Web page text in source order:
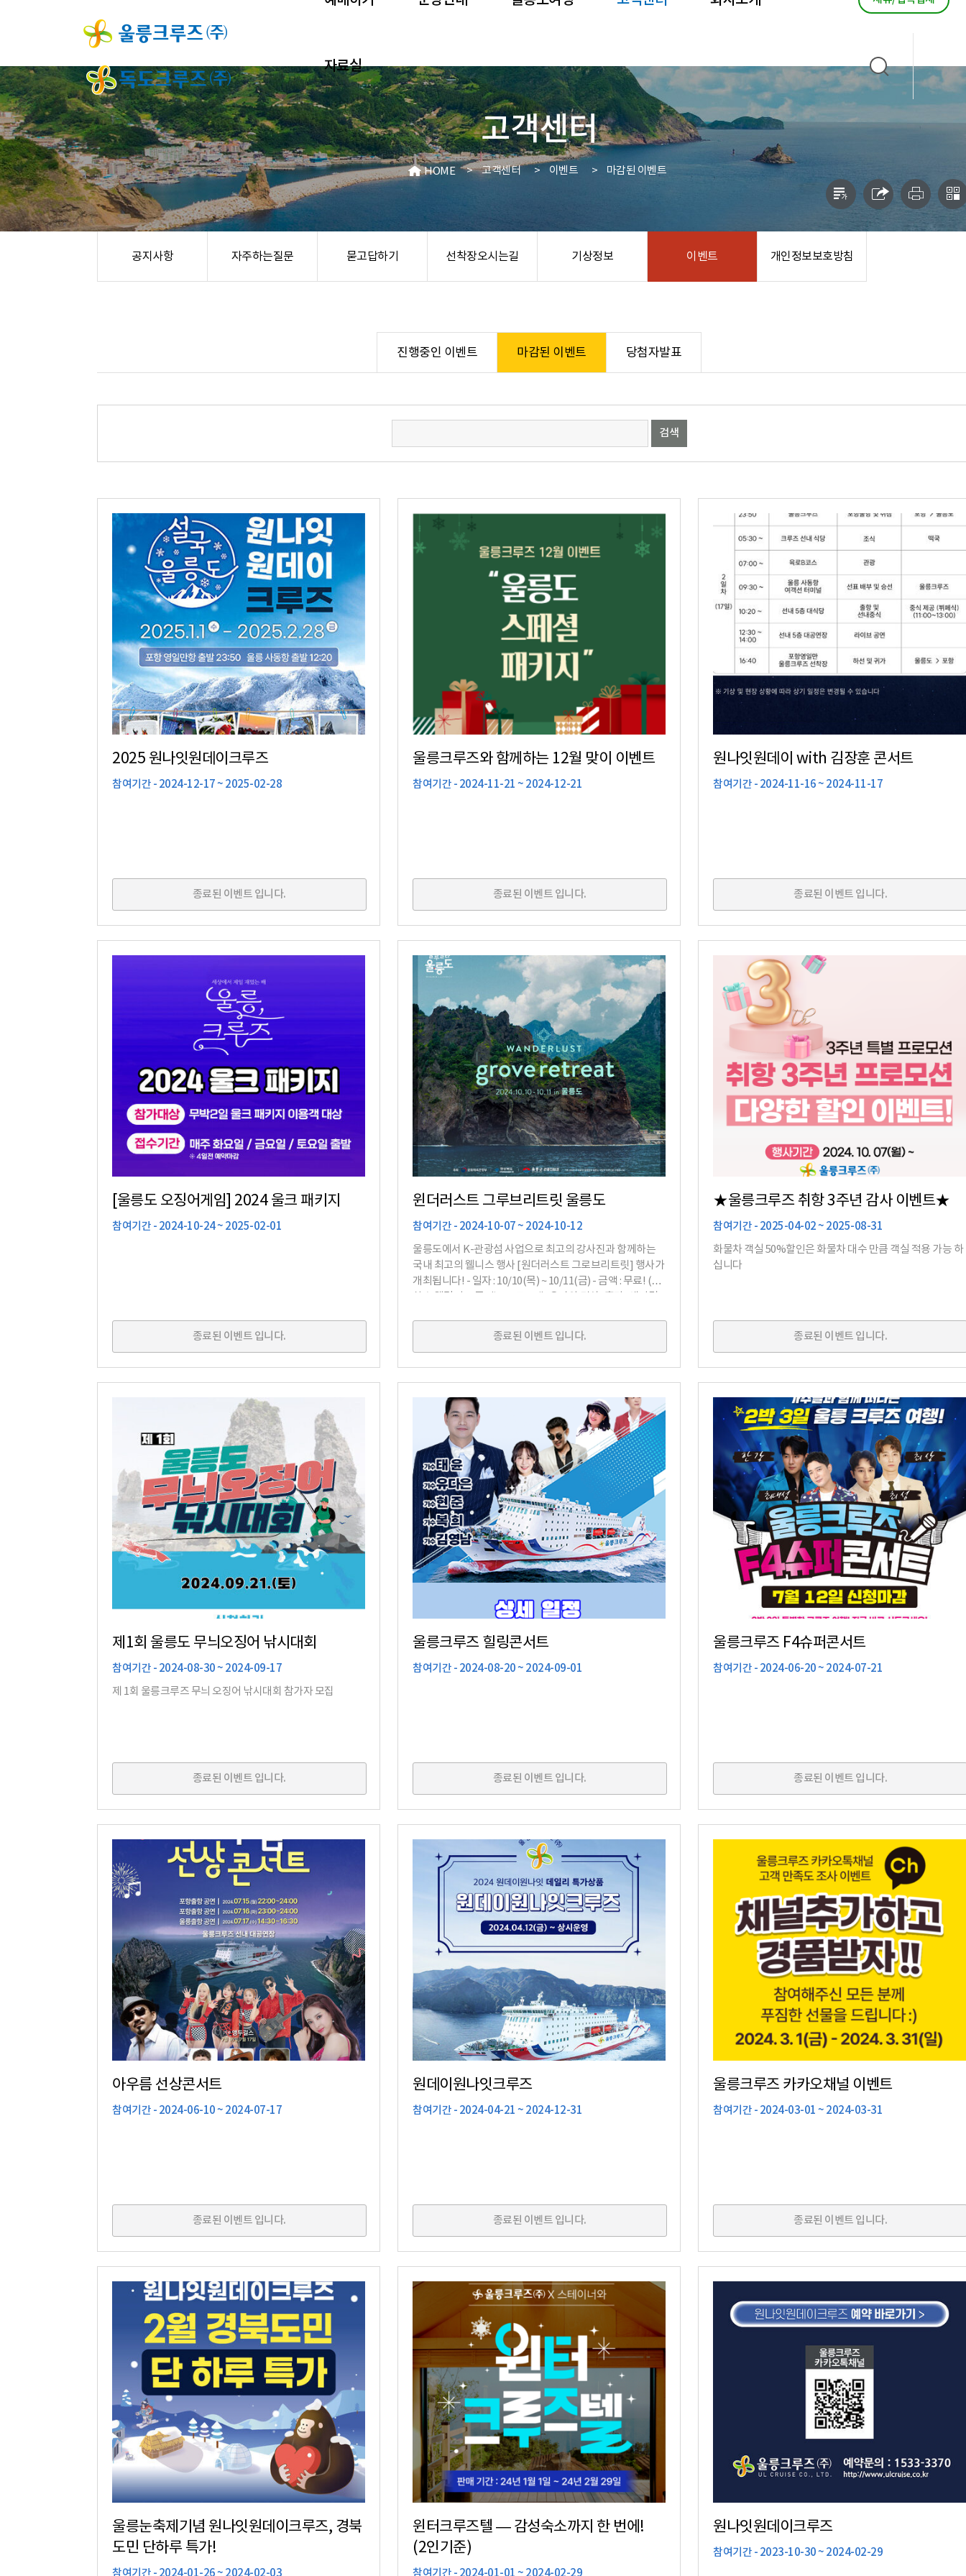
자료실
고객센터
HOME > 고객센터 > 이벤트 > 마감된 이벤트
공지사항 자주하는질문 묻고답하기 선착장오시는길
울릉선착장
기상정보
울릉
이벤트
마감된 이벤트
당첨자발표
개인정보보호방침
진행중인 이벤트 마감된 이벤트 당첨자발표
2025 원나잇원데이크루즈
참여기간 - 2024-12-17 ~ 2025-02-28
종료된 이벤트 입니다.
울릉크루즈와 함께하는 12월 맞이 이벤트
참여기간 - 2024-11-21 ~ 2024-12-21
종료된 이벤트 입니다.
원나잇원데이 with 김장훈 콘서트
참여기간 - 2024-11-16 ~ 2024-11-17
종료된 이벤트 입니다.
[울릉도 오징어게임] 2024 울크 패키지
참여기간 - 2024-10-24 ~ 2025-02-01
종료된 이벤트 입니다.
윈더러스트 그루브리트릿 울릉도
참여기간 - 2024-10-07 ~ 2024-10-12
울릉도에서 K-관광섬 사업으로 최고의 강사진과 함께하는
국내 최고의 웰니스 행사 [원더러스트 그로브리트릿] 행사가
개최됩니다! - 일자 : 10/10(목) ~ 10/11(금) - 금액 : 무료! (선
https://www.instagram.com/groveretreat.official/ -
https://smartstore.naver.com/ulcruise/products/10833832576
종료된 이벤트 입니다.
★울릉크루즈 취항 3주년 감사 이벤트★
참여기간 - 2025-04-02 ~ 2025-08-31
화물차 객실 50%할인은 화물차 대수 만큼 객실 적용 가능 하
십니다
종료된 이벤트 입니다.
제1회 울릉도 무늬오징어 낚시대회
참여기간 - 2024-08-30 ~ 2024-09-17
제 1회 울릉크루즈 무늬 오징어 낚시대회 참가자 모집
종료된 이벤트 입니다.
울릉크루즈 힐링콘서트
참여기간 - 2024-08-20 ~ 2024-09-01
종료된 이벤트 입니다.
울릉크루즈 F4슈퍼콘서트
참여기간 - 2024-06-20 ~ 2024-07-21
종료된 이벤트 입니다.
아우름 선상콘서트
참여기간 - 2024-06-10 ~ 2024-07-17
종료된 이벤트 입니다.
원데이원나잇크루즈
참여기간 - 2024-04-21 ~ 2024-12-31
종료된 이벤트 입니다.
울릉크루즈 카카오채널 이벤트
참여기간 - 2024-03-01 ~ 2024-03-31
종료된 이벤트 입니다.
울릉눈축제기념 원나잇원데이크루즈, 경북
도민 단하루 특가!
참여기간 - 2024-01-26 ~ 2024-02-03
윈터크루즈텔 ― 감성숙소까지 한 번에!
(2인기준)
참여기간 - 2024-01-01 ~ 2024-02-29
원나잇원데이크루즈
참여기간 - 2023-10-30 ~ 2024-02-29